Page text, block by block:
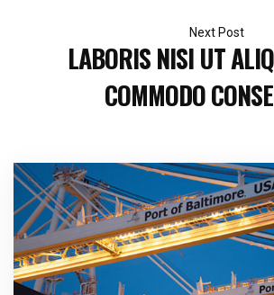
LABORIS NISI UT
COMMODO